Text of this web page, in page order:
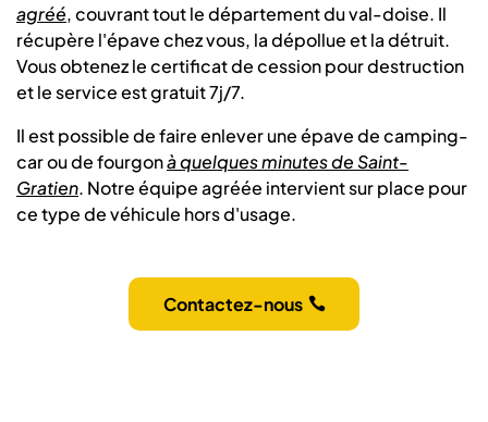
agréé, couvrant tout le département du val-doise. Il
récupère l'épave chez vous, la dépollue et la détruit.
Vous obtenez le certificat de cession pour destruction
et le service est gratuit 7j/7.
Il est possible de faire enlever une épave de camping-
car ou de fourgonà quelques minutes de Saint-
Gratien. Notre équipe agréée intervient sur place pour
ce type de véhicule hors d'usage.
Contactez-nous